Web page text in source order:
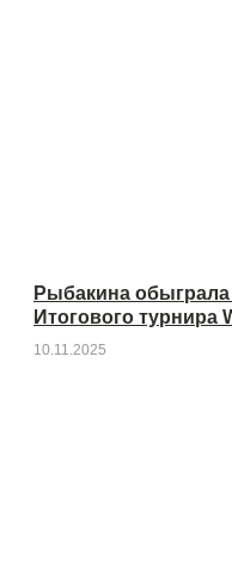
Рыбакина
Итогового турнира
10.11.2025